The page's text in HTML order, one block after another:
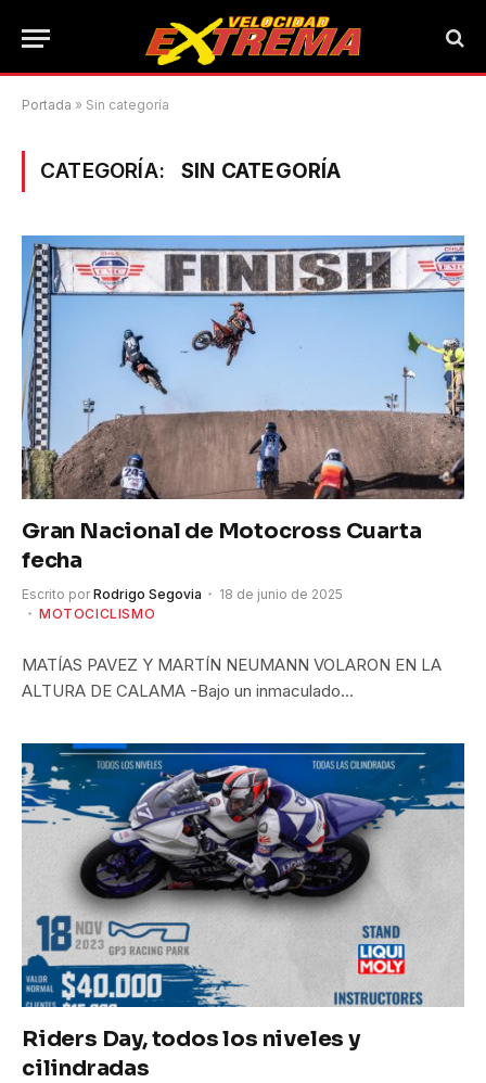
Portada » Sin categoría
CATEGORÍA: SIN CATEGORÍA
Gran Nacional de Motocross Cuarta
fecha
Escrito por Rodrigo Segovia
18 de junio de 2025
MOTOCICLISMO
MATÍAS PAVEZ Y MARTÍN NEUMANN VOLARON EN LA
ALTURA DE CALAMA -Bajo un inmaculado…
Riders Day, todos los niveles y
cilindradas